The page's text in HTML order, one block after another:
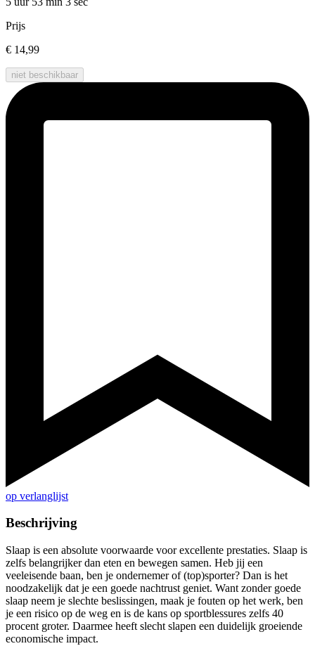
Prijs
€ 14,99
niet beschikbaar
op verlanglijst
Beschrijving
Slaap is een absolute voorwaarde voor excellente prestaties. Slaap is
zelfs belangrijker dan eten en bewegen samen. Heb jij een
veeleisende baan, ben je ondernemer of (top)sporter? Dan is het
noodzakelijk dat je een goede nachtrust geniet. Want zonder goede
slaap neem je slechte beslissingen, maak je fouten op het werk, ben
je een risico op de weg en is de kans op sportblessures zelfs 40
procent groter. Daarmee heeft slecht slapen een duidelijk groeiende
economische impact.